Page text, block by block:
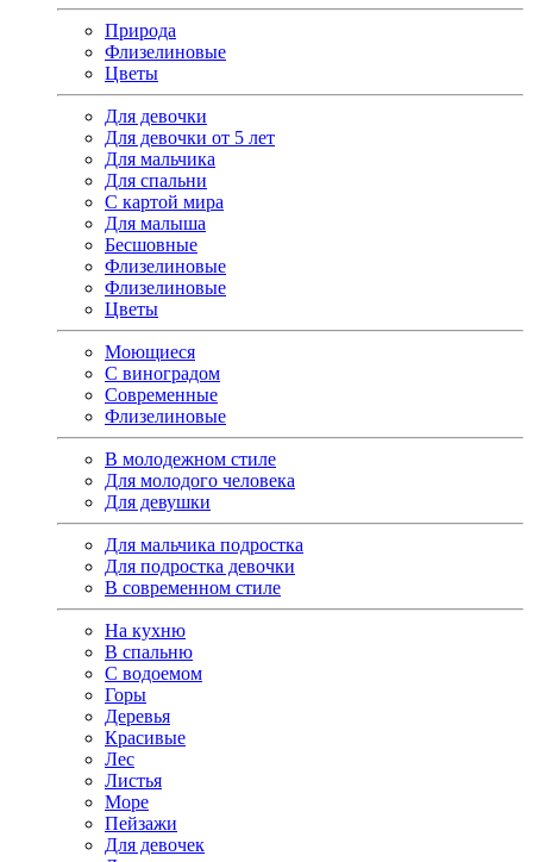
Природа
Флизелиновые
Цветы
Для девочки
Для девочки от 5 лет
Для мальчика
Для спальни
С картой мира
Для малыша
Бесшовные
Флизелиновые
Флизелиновые
Цветы
Моющиеся
С виноградом
Современные
Флизелиновые
В молодежном стиле
Для молодого человека
Для девушки
Для мальчика подростка
Для подростка девочки
В современном стиле
На кухню
В спальню
С водоемом
Горы
Деревья
Красивые
Лес
Листья
Море
Пейзажи
Для девочек